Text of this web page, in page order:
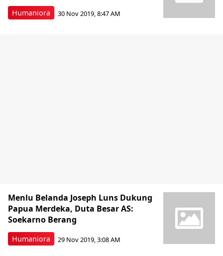
Humaniora 30 Nov 2019, 8:47 AM
Humaniora
Menlu Belanda Joseph Luns Dukung
Papua Merdeka, Duta Besar AS:
Soekarno Berang
29 Nov 2019, 3:08 AM